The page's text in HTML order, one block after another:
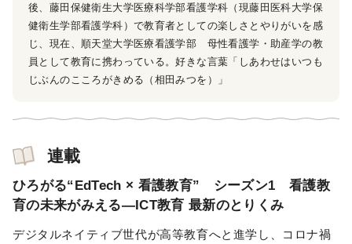
後、藤田保健衛生大学医療科学部看護学科（現藤田医科大学保
健衛生学部看護学科）で教育者としての楽しさとやりがいを感
じ、現在、順天堂大学医療看護学部 母性看護学・助産学の教
員として教育に携わっている。好きな言葉「しあわせはいつも
じぶんのこころがきめる（相田みつを）」
連載
ひろがる“EdTech × 看護教育” シーズン1 看護教
育の未来がみえる―ICT教育 最新のとりくみ
デジタルネイティブ世代が高等教育へと進学し、コロナ禍